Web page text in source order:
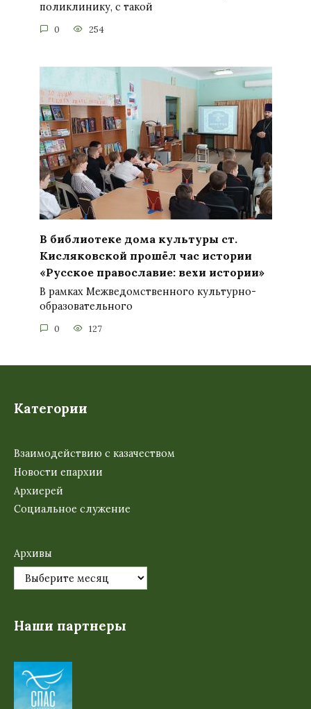
поликлинику, с такой
0 254
В библиотеке дома культуры ст.
Кисляковской прошёл час истории
«Русское православие: вехи истории»
В рамках Межведомственного культурно-
образовательного
0 127
Категории
Взаимодействию с казачеством
Новости епархии
Архиерей
Социальное служение
Архивы
Наши партнеры